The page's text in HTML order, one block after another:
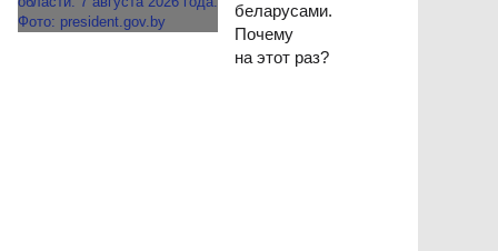
беларусами.
Почему
на этот раз?